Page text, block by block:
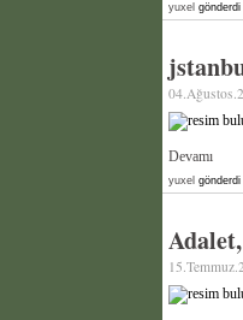
yuxel
Devamı
yuxel